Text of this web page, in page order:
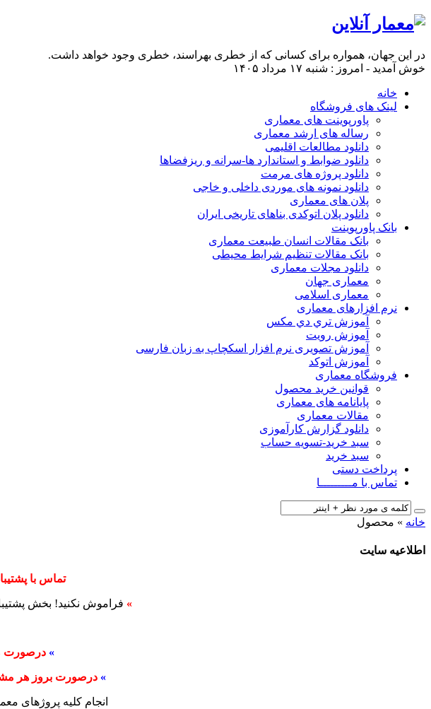
در این جهان، همواره برای كسانی كه از خطری بهراسند، خطری وجود خواهد داشت.
خوش آمدید - امروز : شنبه ۱۷ مرداد ۱۴۰۵
خانه
لینک های فروشگاه
پاورپوینت های معماری
رساله های ارشد معماری
دانلود مطالعات اقلیمی
دانلود ضوابط و استاندارد ها-سرانه و ریزفضاها
دانلود پروژه های مرمت
دانلود نمونه های موردی داخلی و خاجی
پلان های معماری
دانلود پلان اتوکدی بناهای تاریخی ایران
بانک پاورپوینت
بانک مقالات انسان طبیعت معماری
بانک مقالات تنظیم شرایط محیطی
دانلود مجلات معماری
معماری جهان
معماری اسلامی
نرم افزارهای معماری
آﻣﻮزش ﺗﺮي دي ﻣﮑﺲ
آموزش رویت
آموزش تصویری نرم افزار اسکچاپ به زبان فارسی
آموزش اتوکد
فروشگاه معماری
قوانین خرید محصول
پایانامه های معماری
مقالات معماری
دانلود گزارش کارآموزی
سبد خرید-تسویه حساب
سبد خرید
پرداخت دستی
تماس با مـــــــــا
خانه » محصول
اطلاعیه سایت
تماس با
» فراموش نکنید! بخش
» درصورت
» درصورت بروز هر
انجام کلیه پروژهای